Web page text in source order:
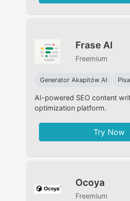
Frase AI
Freemium
Generator Akapitów AI
AI-powered SEO content
optimization platform.
Try Now
Ocoya
Freemium